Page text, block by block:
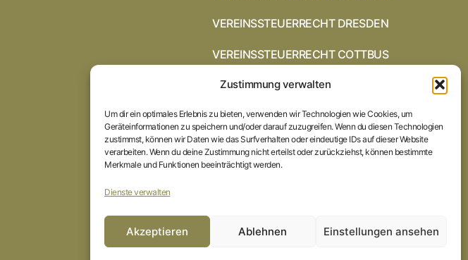
Zustimmung verwalten
Um dir ein optimales Erlebnis zu bieten, verwenden wir Technologien wie Cookies, um
Geräteinformationen zu speichern und/oder darauf zuzugreifen. Wenn du diesen Technologien
zustimmst, können wir Daten wie das Surfverhalten oder eindeutige IDs auf dieser Website
verarbeiten. Wenn du deine Zustimmung nicht erteilst oder zurückziehst, können bestimmte
Merkmale und Funktionen beeinträchtigt werden.
Dienste verwalten
Akzeptieren Ablehnen Einstellungen ansehen
VEREINSSTEUERRECHT DRESDEN
VEREINSSTEUERRECHT COTTBUS
VEREINSSTEUERRECHT IN
VEREINSSTEUERRECHT HILDESHEIM
STARTSEITE